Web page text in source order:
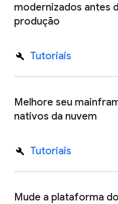
modernizados antes
produção
Tutoriais
Melhore seu
nativos da nuvem
Tutoriais
Mude a plataforma